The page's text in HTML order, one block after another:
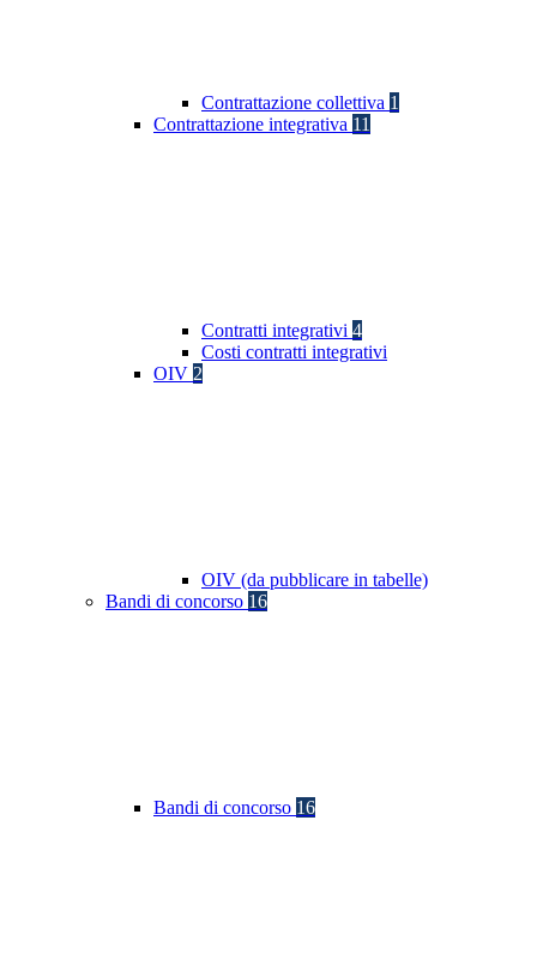
Contrattazione collettiva 1
Contrattazione integrativa 11
Contratti integrativi 4
Costi contratti integrativi
OIV 2
OIV (da pubblicare in tabelle)
Bandi di concorso 16
Bandi di concorso 16